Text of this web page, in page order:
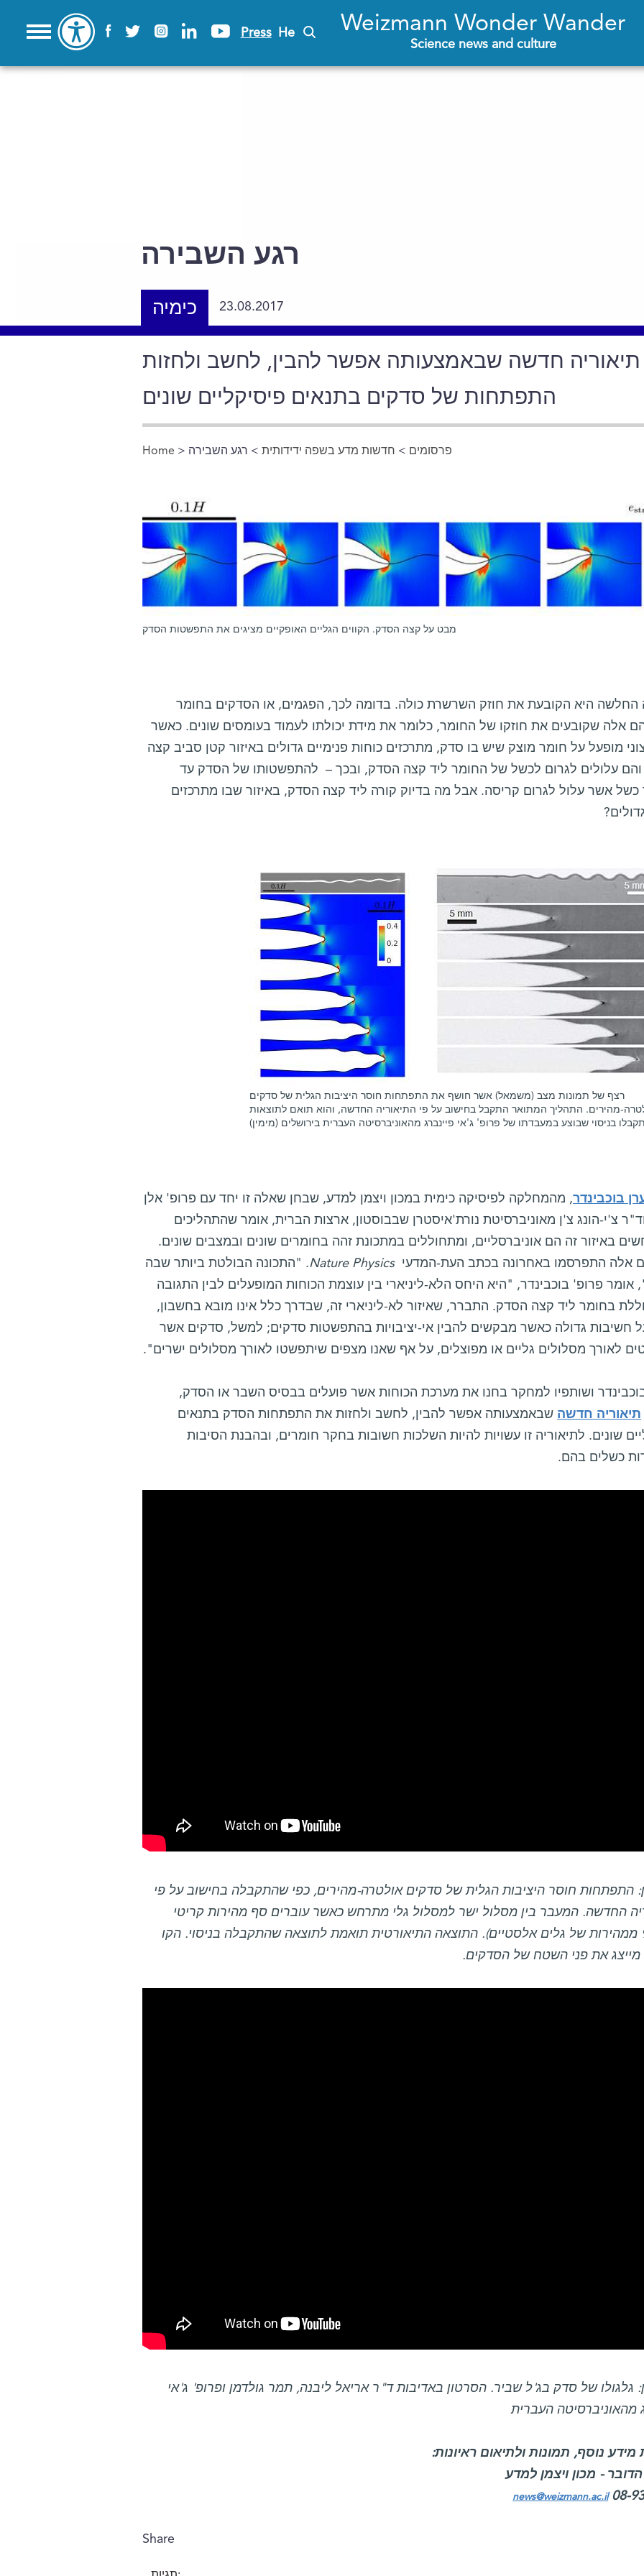
Press He Weizmann Wonder Wander
Science news and culture
רגע השבירה
כימיה 23.08.2017
תיאוריה חדשה שבאמצעותה אפשר להבין, לחשב ולחזות
התפתחות של סדקים בתנאים פיסיקליים שונים
You are here
Home > פרסומים > חדשות מדע בשפה ידידותית> רגע השבירה
מבט על קצה הסדק. הקווים הגליים האופקיים מציגים את התפשטות הסדק
החלשה היא הקובעת את חוזק השרשרת כולה. בדומה לכך, הפגמים, או הסדקים בחומר
אלה שקובעים את חוזקו של החומר, כלומר את מידת יכולתו לעמוד בעומסים שונים. כאשר
מופעל על חומר מוצק שיש בו סדק, מתרכזים כוחות פנימיים גדולים באיזור קטן סביב קצה
עלולים לגרום לכשל של החומר ליד קצה הסדק, ובכך – להתפשטותו של הסדק עד
כשל אשר עלול לגרום קריסה. אבל מה בדיוק קורה ליד קצה הסדק, באיזור שבו מתרכזים
רצף של תמונות מצב (משמאל) אשר חושף את התפתחות חוסר היציבות הגלית של סדקים
מהירים. התהליך המתואר התקבל בחישוב על פי התיאוריה החדשה, והוא תואם לתוצאות
בניסוי שבוצע במעבדתו של פרופ' ג'אי פיינברג מהאוניברסיטה העברית בירושלים (מימין)
בוכבינדר, מהמחלקה לפיסיקה כימית במכון ויצמן למדע, שבחן שאלה זו יחד עם פרופ' אלן
צ'י-הונג צ'ן מאוניברסיטת נורת'איסטרן שבבוסטון, ארצות הברית, אומר שהתהליכים
באיזור זה הם אוניברסליים, ומתחוללים במתכונת זהה בחומרים שונים ובמצבים שונים.
אלה התפרסמו באחרונה בכתב העת-המדעיNature Physics. "התכונה הבולטת ביותר שבה
אומר פרופ' בוכבינדר, "היא היחס הלא-ליניארי בין עוצמת הכוחות המופעלים לבין התגובה
בחומר ליד קצה הסדק. התברר, שאיזור לא-ליניארי זה, שבדרך כלל אינו מובא בחשבון,
חשיבות גדולה כאשר מבקשים להבין אי-יציבויות בהתפשטות סדקים; למשל, סדקים אשר
לאורך מסלולים גליים או מפוצלים, על אף שאנו מצפים שיתפשטו לאורך מסלולים ישרים".
ושותפיו למחקר בחנו את מערכת הכוחות אשר פועלים בבסיס השבר או הסדק,
תיאוריה חדשה שבאמצעותה אפשר להבין, לחשב ולחזות את התפתחות הסדק בתנאים
שונים. לתיאוריה זו עשויות להיות השלכות חשובות בחקר חומרים, ובהבנת הסיבות
כשלים בהם.
התפתחות חוסר היציבות הגלית של סדקים אולטרה-מהירים, כפי שהתקבלה בחישוב על פי
החדשה. המעבר בין מסלול ישר למסלול גלי מתרחש כאשר עוברים סף מהירות קריטי
(כ-92% ממהירות של גלים אלסטיים). התוצאה התיאורטית תואמת לתוצאה שהתקבלה בניסוי. הקו
את פני השטח של הסדקים.
גלגולו של סדק בג'ל שביר. הסרטון באדיבות ד"ר אריאל ליבנה, תמר גולדמן ופרופ' ג'אי
מהאוניברסיטה העברית
נוסף, תמונות ולתיאום ראיונות:
- מכון ויצמן למדע
08-
news@weizmann.ac.il
Share